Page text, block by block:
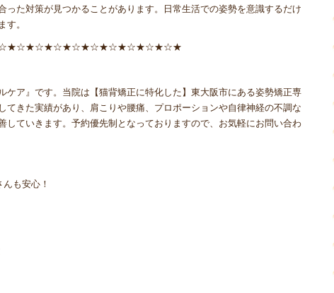
った対策が見つかることがあります。日常生活での姿勢を意識するだけ
す。
ケア』です。当院は【猫背矯正に特化した】東大阪市にある姿勢矯正専
てきた実績があり、肩こりや腰痛、プロポーションや自律神経の不調な
していきます。予約優先制となっておりますので、お気軽にお問い合わ
も安心！